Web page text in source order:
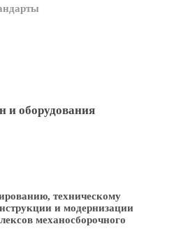
и оборудования
техническому
и модернизации
механосборочного